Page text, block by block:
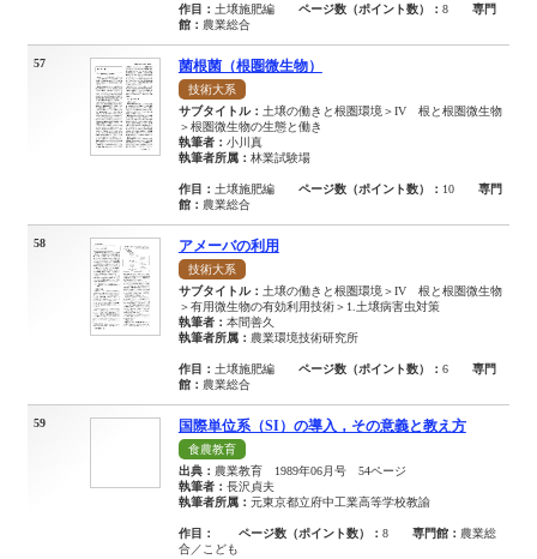
作目： 土壌施肥編 ページ数（ポイント数）： 8
専門
館： 農業総合
57 菌根菌（根圏微生物）
技術大系
サブタイトル： 土壌の働きと根圏環境＞IV 根と根圏微生物
＞根圏微生物の生態と働き
執筆者： 小川真
執筆者所属： 林業試験場
作目： 土壌施肥編 ページ数（ポイント数）： 10
専門
館： 農業総合
58 アメーバの利用
技術大系
サブタイトル： 土壌の働きと根圏環境＞IV 根と根圏微生物
＞有用微生物の有効利用技術＞1.土壌病害虫対策
執筆者： 本間善久
執筆者所属： 農業環境技術研究所
作目： 土壌施肥編 ページ数（ポイント数）： 6
専門
館： 農業総合
59 国際単位系（SI）の導入，その意義と教え方
食農教育
出典： 農業教育 1989年06月号 54ページ
執筆者： 長沢貞夫
執筆者所属： 元東京都立府中工業高等学校教諭
作目： ページ数（ポイント数）： 8 専門館： 農業総
合／こども